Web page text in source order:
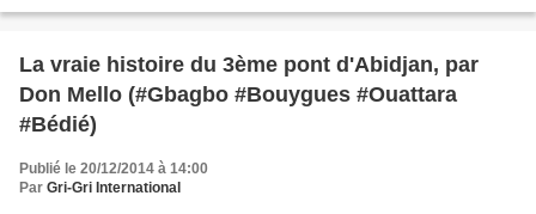
La vraie histoire du 3ème pont d'Abidjan, par
Don Mello (#Gbagbo #Bouygues #Ouattara
#Bédié)
Publié le 20/12/2014 à 14:00
Par Gri-Gri International